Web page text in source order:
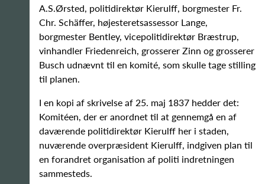
A.S.Ørsted, politidirektør Kierulff, borgmester Fr.
Chr. Schäffer, højesteretsassessor Lange,
borgmester Bentley, vicepolitidirektør Bræstrup,
vinhandler Friedenreich, grosserer Zinn og grosserer
Busch udnævnt til en komité, som skulle tage stilling
til planen.
I en kopi af skrivelse af 25. maj 1837 hedder det:
Komitéen, der er anordnet til at gennemgå en af
daværende politidirektør Kierulff her i staden,
nuværende overpræsident Kierulff, indgiven plan til
en forandret organisation af politi indretningen
sammesteds.